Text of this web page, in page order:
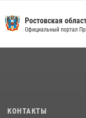
15 июля 2026, 06:39 2
Ростовская
Официальный портал
КОНТАКТЫ